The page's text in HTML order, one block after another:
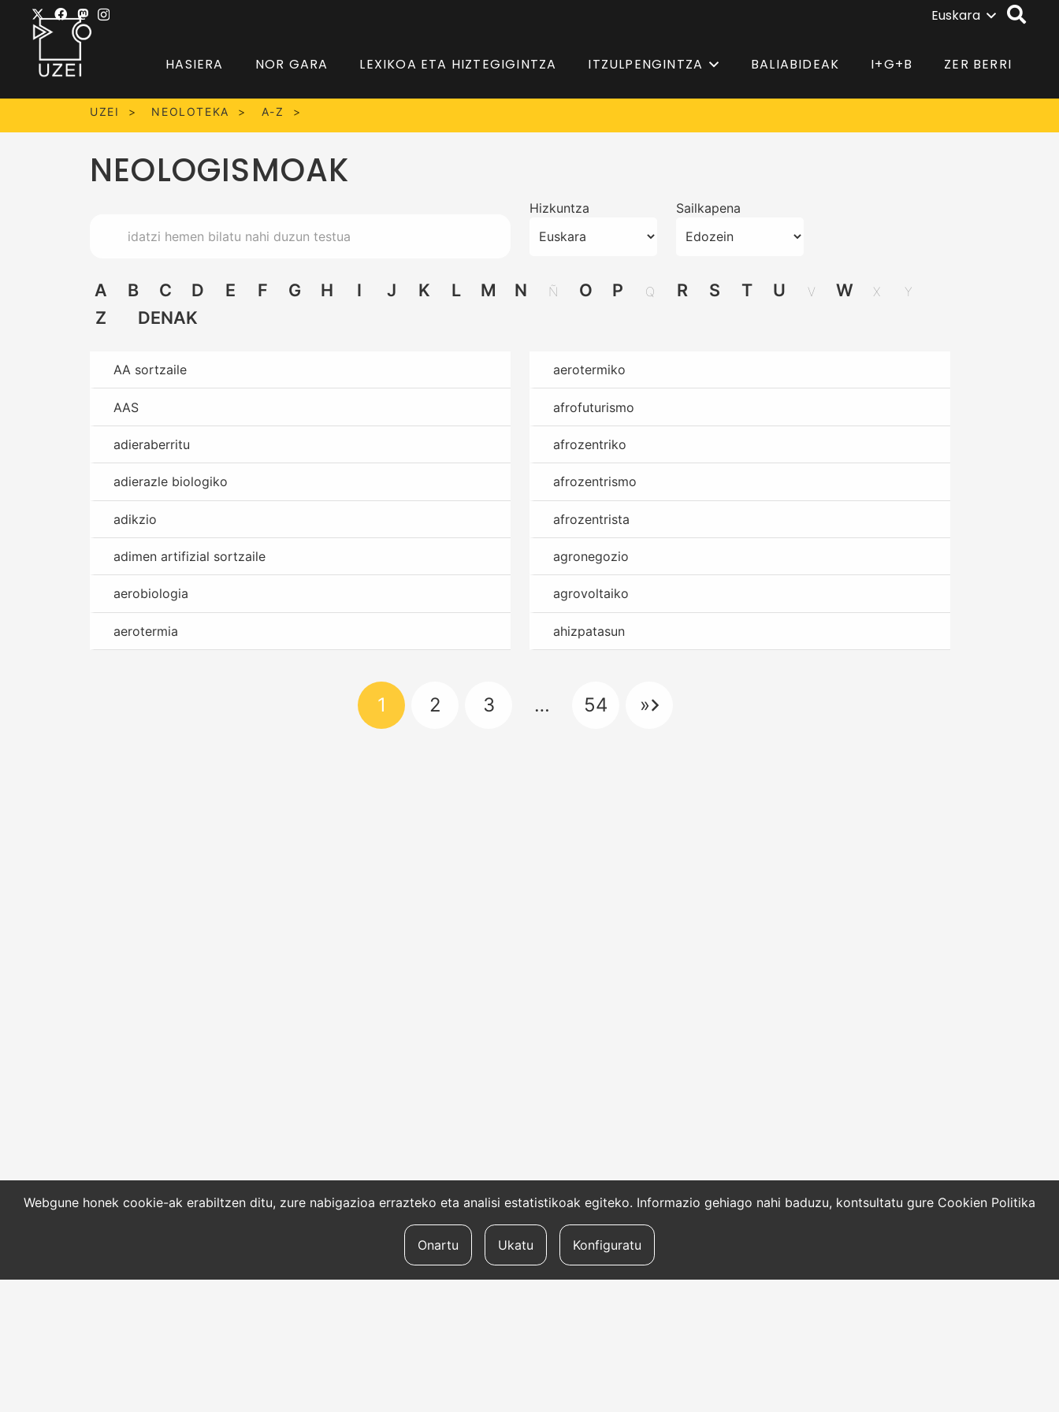
Euskara
HASIERA NOR GARA LEXIKOA ETA HIZTEGIGINTZA ITZULPENGINTZA BALIABIDEAK I+G+B ZER BERRI
UZEI NEOLOTEKA A-Z
NEOLOGISMOAK
Hizkuntza Sailkapena
A B C D E F G H I J K L M N Ñ O P Q R S T U V W X Y
Z DENAK
AA sortzaile
AAS
adieraberritu
adierazle biologiko
adikzio
adimen artifizial sortzaile
aerobiologia
aerotermia
aerotermiko
afrofuturismo
afrozentriko
afrozentrismo
afrozentrista
agronegozio
agrovoltaiko
ahizpatasun
1 2 3 … 54 »
Webgune honek cookie-ak erabiltzen ditu, zure nabigazioa errazteko eta analisi estatistikoak egiteko. Informazio gehiago nahi baduzu, kontsultatu gure Cookien Politika
Onartu Ukatu Konfiguratu